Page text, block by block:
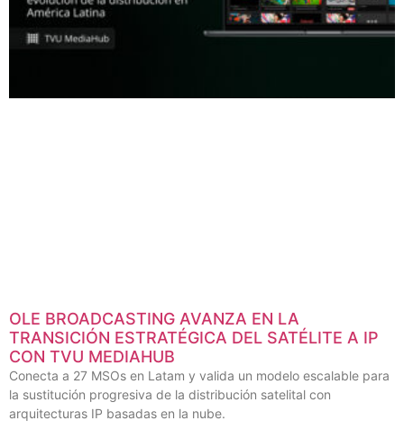
OLE BROADCASTING AVANZA EN LA
TRANSICIÓN ESTRATÉGICA DEL SATÉLITE A IP
CON TVU MEDIAHUB
Conecta a 27 MSOs en Latam y valida un modelo escalable para
la sustitución progresiva de la distribución satelital con
arquitecturas IP basadas en la nube.